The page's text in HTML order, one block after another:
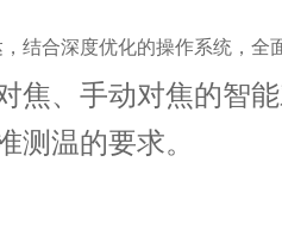
结合深度优化的操作系统，全
焦、手动对焦的智
测温的要求。